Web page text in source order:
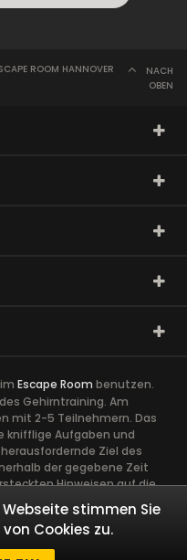
ROOM HANNOVER
NACH
OBEN
Escape Room benutzen.
Gehirntraining. Am
mit 2-5 Teilnehmern. Das
knifflige Aufgaben und
Ziel des
der gegebene Zeit
Hinweisen auf die
sowie die Ideen
im Team ist
schafft Vertrauen
und kann Kollegen näher
stimmen Sie
Cookies zu.